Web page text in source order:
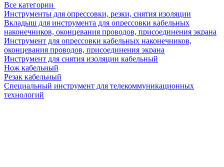
Все категории
Инструменты для опрессовки, резки, снятия изоляции
Вкладыш для инструмента для опрессовки кабельных
наконечников, оконцевания проводов, присоединения экрана
Инструмент для опрессовки кабельных наконечников,
оконцевания проводов, присоединения экрана
Инструмент для снятия изоляции кабельный
Нож кабельный
Резак кабельный
Специальный инструмент для телекоммуникационных
технологий